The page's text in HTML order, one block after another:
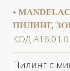
ПИЛИНГ
ЛИЦО И ШЕЯ)
КОД А16.01.024
Процедура
признаков